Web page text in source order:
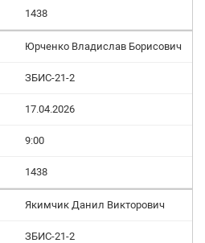
1438
Юрченко Владислав Борисович
ЗБИС-21-2
17.04.2026
9:00
1438
Якимчик Данил Викторович
ЗБИС-21-2